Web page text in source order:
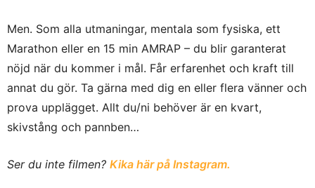
Men. Som alla utmaningar, mentala som fysiska, ett
Marathon eller en 15 min AMRAP – du blir garanterat
nöjd när du kommer i mål. Får erfarenhet och kraft till
annat du gör. Ta gärna med dig en eller flera vänner och
prova upplägget. Allt du/ni behöver är en kvart,
skivstång och pannben…
Ser du inte filmen? Kika här på Instagram.